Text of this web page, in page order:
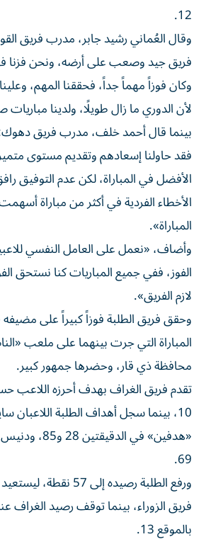
12.
وقال العُماني رشيد جابر، مدرب فريق
فريق جيد وصعب على أرضه، ونحن فزنا في
وكان فوزاً مهماً جداً، فحققنا المهم،
لأن الدوري ما زال طويلًا، ولدينا
بينما قال أحمد خلف، مدرب فريق
فقد حاولنا إسعادهم وتقديم مستوى
الأفضل في المباراة، لكن عدم التوفيق
الأخطاء الفردية في أكثر من مباراة
المباراة».
وأضاف، «نعمل على العامل النفسي
الفوز، ففي جميع المباريات كنا نستحق
لازم الفريق».
المباراة التي جرت بينهما على ملعب
محافظة ذي قار، وحضرها جمهور كبير.
تقدم فريق الغراف بهدف أحرزه اللاعب
10، بينما سجل أهداف الطلبة اللاعبان
«هدفين» في
69.
ورفع الطلبة رصيده إلى 57
بالموقع 13.